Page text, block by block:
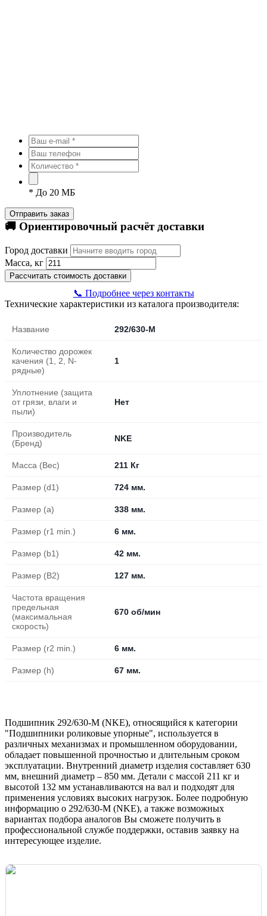
* До 20 МБ
Отправить заказ
🚚 Ориентировочный расчёт доставки
Город доставки
Масса, кг
Рассчитать стоимость доставки
📞 Подробнее через контакты
Технические характеристики из каталога производителя:
Название 292/630-M
Количество дорожек
качения (1, 2, N-
рядные)
1
Уплотнение (защита
от грязи, влаги и
пыли)
Нет
Производитель
(Бренд)
NKE
Масса (Вес) 211 Кг
Размер (d1) 724 мм.
Размер (a) 338 мм.
Размер (r1 min.) 6 мм.
Размер (b1) 42 мм.
Размер (B2) 127 мм.
Частота вращения
предельная
(максимальная
скорость)
670 об/мин
Размер (r2 min.) 6 мм.
Размер (h) 67 мм.
Подшипник 292/630-M (NKE), относящийся к категории
"Подшипники роликовые упорные", используется в
различных механизмах и промышленном оборудовании,
обладает повышенной прочностью и длительным сроком
эксплуатации. Внутренний диаметр изделия составляет 630
мм, внешний диаметр – 850 мм. Детали с массой 211 кг и
высотой 132 мм устанавливаются на вал и подходят для
применения условиях высоких нагрузок. Более подробную
информацию о 292/630-M (NKE), а также возможных
вариантах подбора аналогов Вы сможете получить в
профессиональной службе поддержки, оставив заявку на
интересующее изделие.